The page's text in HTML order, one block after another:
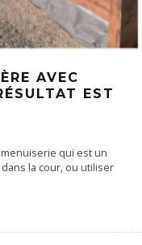
AVEC
EST
qui est un
la cour, ou utiliser